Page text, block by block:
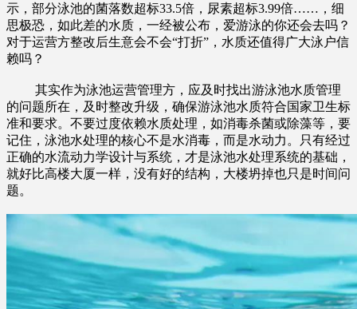
示，部分泳池的菌落数超标33.5倍，尿素超标3.99倍……，细
思极恐，如此差的水质，一经被公布，爱游泳的你还会去吗？
对于运营方整改后生意会不会“打折”，水质还值得广大泳户信
赖吗？
其实作为泳池运营管理方，应及时找出游泳池水质管理
的问题所在，及时整改升级，确保游泳池水质符合国家卫生标
准和要求。不要过度依赖水质处理，如消毒杀菌或除藻等，要
记住，泳池水处理的核心不是水消毒，而是水动力。只有经过
正确的水流动力学设计与系统，才是泳池水处理系统的基础，
就好比高楼大厦一样，没有好的结构，大楼坍掉也只是时间问
题。